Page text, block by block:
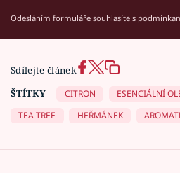
Odesláním formuláře souhlasíte s
Sdílejte článek
ŠTÍTKY
CITRON ESENCIÁLNÍ
TEA TREE
HEŘMÁNEK